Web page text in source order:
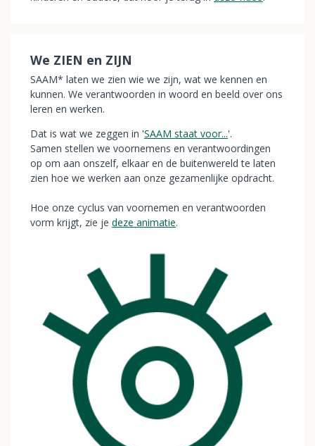
We ZIEN en ZIJN
SAAM* laten we zien wie we zijn, wat we kennen en
kunnen. We verantwoorden in woord en beeld over ons
leren en werken.
Dat is wat we zeggen in 'SAAM staat voor...'.
Samen stellen we voornemens en verantwoordingen
op om aan onszelf, elkaar en de buitenwereld te laten
zien hoe we werken aan onze gezamenlijke opdracht.
Hoe onze cyclus van voornemen en verantwoorden
vorm krijgt, zie je deze animatie.